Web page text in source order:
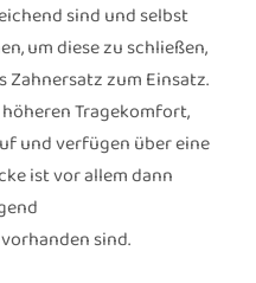
sind und selbst
um diese zu schließen,
Zahnersatz zum Einsatz.
Tragekomfort,
und verfügen über eine
ist vor allem dann
sind.